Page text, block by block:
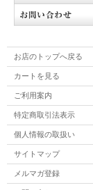
お店のトップへ戻る
カートを見る
ご利用案内
特定商取引法表示
個人情報の取扱い
サイトマップ
メルマガ登録